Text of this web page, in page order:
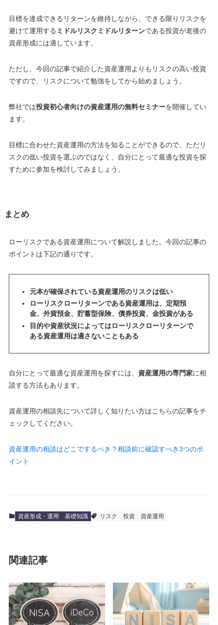
目標を達成できるリターンを維持しながら、できる限りリスクを
避けて運用する ミドルリスクミドルリターンである投資が老後の
資産形成には適しています。
ただし、今回の記事で紹介した資産運用よりもリスクの高い投資
ですので、リスクについて勉強をしてから始めましょう。
弊社では投資初心者向けの資産運用の無料セミナーを開催してい
ます。
目標に合わせた資産運用の方法を知ることができるので、ただリ
スクの低い投資を選ぶのではなく、自分にとって最適な投資を探
すために参加を検討してみましょう 。
まとめ
ローリスクである資産運用について解説しました。今回の記事の
ポイントは下記の通りです。
元本が確保されている資産運用のリスクは低い
ローリスクローリターンである資産運用は、定期預
金、外貨預金、貯蓄型保険、債券投資、金投資がある
目的や資産状況によってはローリスクローリターンで
ある資産運用は適さないこともある
自分にとって最適な資産運用を探すには、 資産運用の専門家に相
談する方法もあります。
資産運用の相談先について詳しく知りたい方はこちらの記事をチ
ェックしてください。
資産運用の相談はどこでするべき？相談前に確認すべき3つのポ
イント
資産形成・運用 基礎知識 リスク 投資 資産運用
関連記事